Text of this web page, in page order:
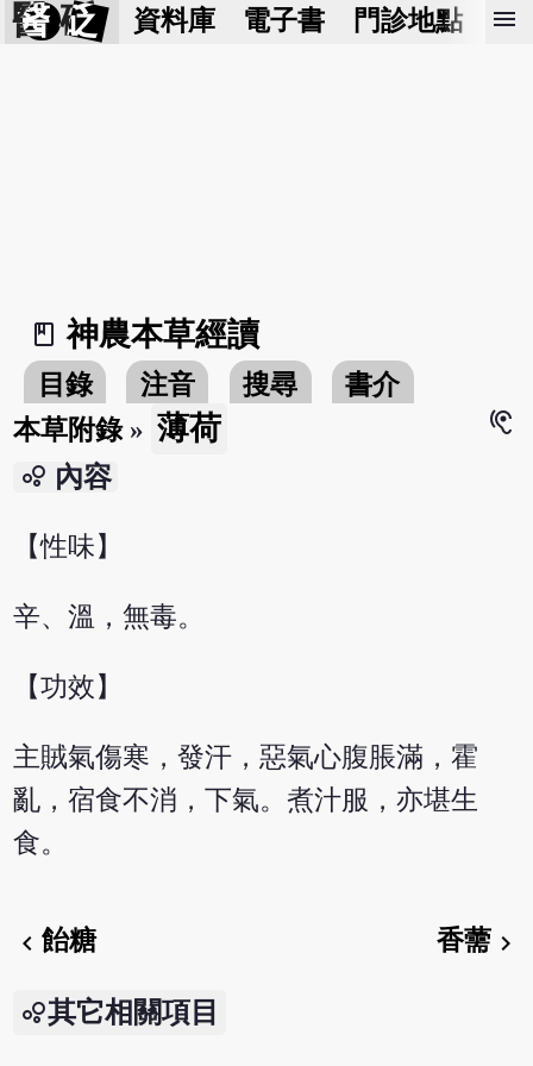
醫 砭 資料庫 電子書 門診地點 預
menu
book_2
神農本草經讀
目錄 注音 搜尋
書介
本草附錄» 薄荷
hearing
bubble_chart 內容
【性味】
辛、溫，無毒。
【功效】
主賊氣傷寒，發汗，惡氣心腹脹滿，霍
亂，宿食不消，下氣。煮汁服，亦堪生
食。
chevron_left飴糖 香薷 chevron_right
其它相關項目